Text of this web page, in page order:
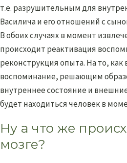
т.е. разрушительным для
Василича и его отношений с
В обоих случаях в момент
происходит реактивация
реконструкция опыта. На то, как
воспоминание, решающим
внутреннее состояние и
будет находиться человек в
Ну а что же
мозге?